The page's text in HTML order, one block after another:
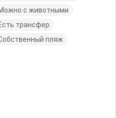
с животными
трансфер
пляж